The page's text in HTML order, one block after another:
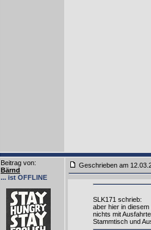
Beitrag von:
Bärnd
... ist OFFLINE
Geschrieben am
SLK171 schrieb:
aber hier in
nichts mit
Stammtisch und